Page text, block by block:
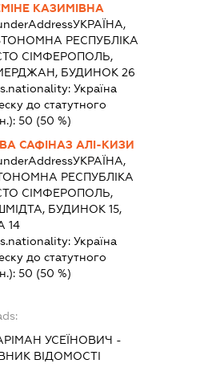
КАЗИМІВНА
УКРАЇНА,
РЕСПУБЛІКА
СІМФЕРОПОЛЬ,
БУДИНОК 26
Україна
до статутного
50 (50 %)
САФІНАЗ АЛІ-КИЗИ
УКРАЇНА,
РЕСПУБЛІКА
СІМФЕРОПОЛЬ,
БУДИНОК 15,
14
Україна
до статутного
50 (50 %)
УСЕЇНОВИЧ -
ВІДОМОСТІ